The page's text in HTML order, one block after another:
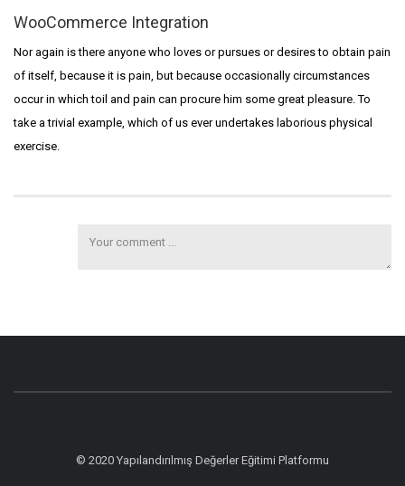
WooCommerce Integration
Nor again is there anyone who loves or pursues or desires to obtain pain
of itself, because it is pain, but because occasionally circumstances
occur in which toil and pain can procure him some great pleasure. To
take a trivial example, which of us ever undertakes laborious physical
exercise.
© 2020 Yapılandırılmış Değerler Eğitimi Platformu